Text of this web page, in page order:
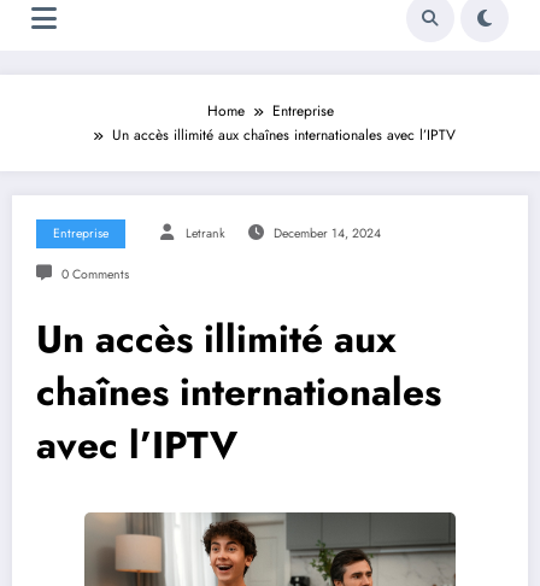
Home
Entreprise
Un accès illimité aux chaînes internationales avec l’IPTV
Entreprise Letrank December 14, 2024
0 Comments
Un accès illimité aux
chaînes internationales
avec l’IPTV